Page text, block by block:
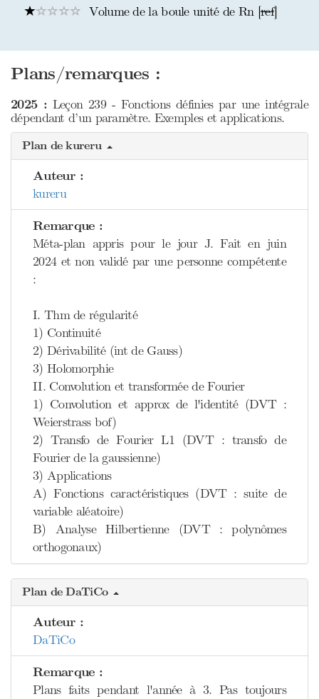
Volume de la boule unité de Rn [ref]
Plans/remarques :
2025 : Leçon 239 - Fonctions définies par une intégrale
dépendant d’un paramètre. Exemples et applications.
Plan de kureru
Auteur :
kureru
Remarque :
Méta-plan appris pour le jour J. Fait en juin
2024 et non validé par une personne compétente
:
I. Thm de régularité
1) Continuité
2) Dérivabilité (int de Gauss)
3) Holomorphie
II. Convolution et transformée de Fourier
1) Convolution et approx de l'identité (DVT :
Weierstrass bof)
2) Transfo de Fourier L1 (DVT : transfo de
Fourier de la gaussienne)
3) Applications
A) Fonctions caractéristiques (DVT : suite de
variable aléatoire)
B) Analyse Hilbertienne (DVT : polynômes
orthogonaux)
Plan de DaTiCo
Auteur :
DaTiCo
Remarque :
Plans faits pendant l'année à 3. Pas toujours